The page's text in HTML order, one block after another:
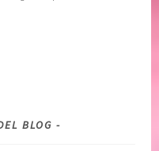
BLOG